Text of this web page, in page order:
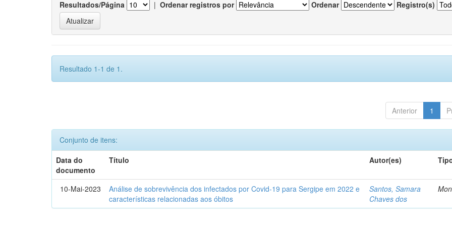
Resultados/Página | Ordenar registros por Ordenar Registro(s)
Resultado 1-1 de 1.
Anterior 1
Conjunto de itens:
Data do
documento
Título Autor(es)
10-Mai-2023
Análise de sobrevivência dos infectados por Covid-19 para Sergipe em 2022 e
características relacionadas aos óbitos
Santos, Samara
Chaves dos